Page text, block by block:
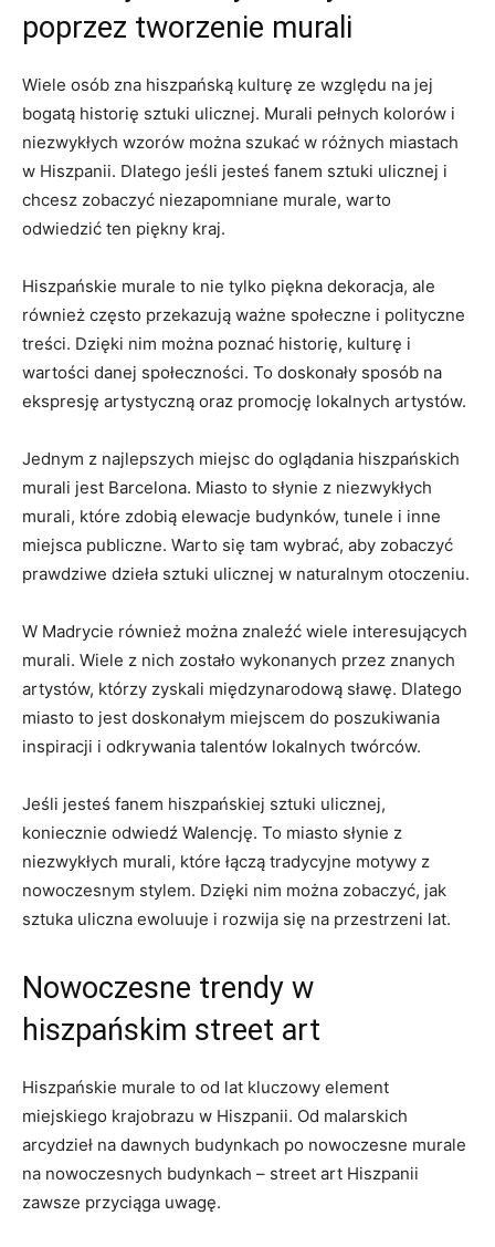
poprzez tworzenie murali
Wiele osób zna hiszpańską kulturę ze względu na jej
bogatą historię sztuki ulicznej. Murali pełnych kolorów i
niezwykłych wzorów można szukać w różnych miastach
w Hiszpanii. Dlatego jeśli jesteś fanem sztuki ulicznej i
chcesz zobaczyć niezapomniane murale, warto
odwiedzić ten piękny kraj.
Hiszpańskie murale to nie tylko piękna dekoracja, ale
również często przekazują ważne społeczne i polityczne
treści. Dzięki nim można poznać historię, kulturę i
wartości danej społeczności. To doskonały sposób na
ekspresję artystyczną oraz promocję lokalnych artystów.
Jednym z najlepszych miejsc do oglądania hiszpańskich
murali jest Barcelona. Miasto to słynie z niezwykłych
murali, które zdobią elewacje budynków, tunele i inne
miejsca publiczne. Warto się tam wybrać, aby zobaczyć
prawdziwe dzieła sztuki ulicznej w naturalnym otoczeniu.
W Madrycie również można znaleźć wiele interesujących
murali. Wiele z nich zostało wykonanych przez znanych
artystów, którzy zyskali międzynarodową sławę. Dlatego
miasto to jest doskonałym miejscem do poszukiwania
inspiracji i odkrywania talentów lokalnych twórców.
Jeśli jesteś fanem hiszpańskiej sztuki ulicznej,
koniecznie odwiedź Walencję. To miasto słynie z
niezwykłych murali, które łączą tradycyjne motywy z
nowoczesnym stylem. Dzięki nim można zobaczyć, jak
sztuka uliczna ewoluuje i rozwija się na przestrzeni lat.
Nowoczesne trendy w
hiszpańskim street art
Hiszpańskie murale to od lat kluczowy element
miejskiego krajobrazu w Hiszpanii. Od malarskich
arcydzieł na dawnych budynkach po nowoczesne murale
na nowoczesnych budynkach – street art Hiszpanii
zawsze przyciąga uwagę.